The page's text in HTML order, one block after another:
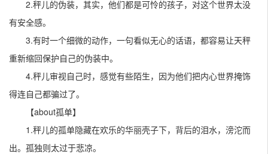
2.秤儿的伪装，其实，他们都是可怜的孩子，对这个世界太没
有安全感。
3.有时一个细微的动作，一句看似无心的话语，都容易让天秤
重新缩回保护自己的伪装中。
4.秤儿审视自己时，感觉有些陌生，因为他们把内心世界掩饰
得连自己都骗过了。
【about孤单】
1.秤儿的孤单隐藏在欢乐的华丽壳子下，背后的泪水，滂沱而
出。孤独则太过于悲凉。